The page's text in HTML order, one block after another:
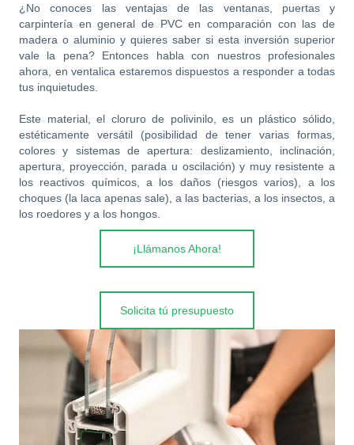
¿No conoces las ventajas de las ventanas, puertas y
carpintería en general de PVC en comparación con las de
madera o aluminio y quieres saber si esta inversión superior
vale la pena? Entonces habla con nuestros profesionales
ahora, en ventalica estaremos dispuestos a responder a todas
tus inquietudes.
Este material, el cloruro de polivinilo, es un plástico sólido,
estéticamente versátil (posibilidad de tener varias formas,
colores y sistemas de apertura: deslizamiento, inclinación,
apertura, proyección, parada u oscilación) y muy resistente a
los reactivos químicos, a los daños (riesgos varios), a los
choques (la laca apenas sale), a las bacterias, a los insectos, a
los roedores y a los hongos.
¡Llámanos Ahora!
Solicita tú presupuesto